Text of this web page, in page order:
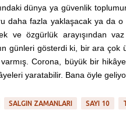
dünya ya güvenlik
daha fazla yaklaşacak ya da o
ve özgürlük arayışından
günleri gösterdi ki, bir ara çok
Corona, büyük bir
yaratabilir. Bana öyle
SALGIN ZAMANLARI SAYI 10